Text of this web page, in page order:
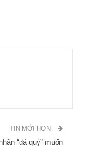
TIN MỚI HƠN
“đá quý” muốn